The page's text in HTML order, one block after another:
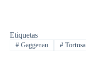
Etiquetas
#Gaggenau #Tortosa